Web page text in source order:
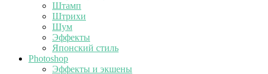
Штамп
Штрихи
Шум
Эффекты
Японский стиль
Photoshop
Эффекты и экшены